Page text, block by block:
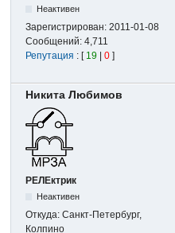
Неактивен
Зарегистрирован:2011-01-08
Сообщений:4,711
Репутация : [ 19 |0 ]
Никита Любимов
РЕЛЕктрик
Неактивен
Откуда:Санкт-Петербург,
Колпино